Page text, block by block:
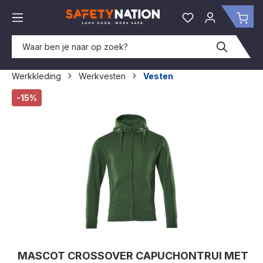
Je hebt 0 items
Werkkleding Werkvesten
Vesten
Afbeeldingengalerij overslaan
-15%
MASCOT CROSSOVER CAPUCHONTRUI MET